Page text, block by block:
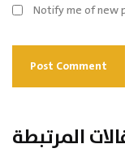
Notify me of new
المرتبطة